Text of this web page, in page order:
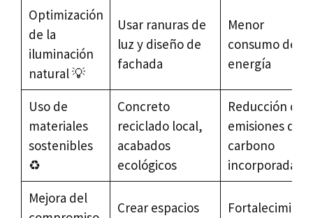
Optimización
de la
iluminación
natural 💡
Usar ranuras de
luz y diseño de
fachada
Menor
consumo de
energía
Uso de
materiales
sostenibles
♻️
Concreto
reciclado local,
acabados
ecológicos
Reducción de
emisiones de
carbono
incorporadas
Mejora del
Crear espacios